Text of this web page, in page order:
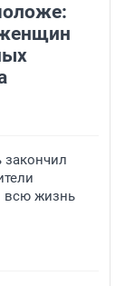
всю жизнь